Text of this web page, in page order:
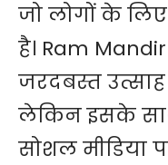
जो लोगों के लिए
है। Ram
जरदबस्त
लेकिन इसके
सोशल मीडिया